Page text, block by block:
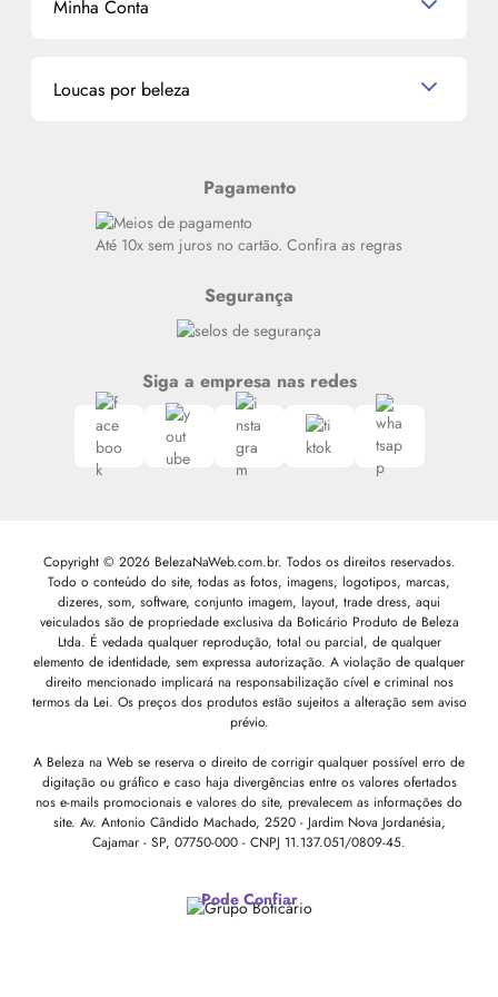
La Vie Est Belle Lancôme
Miniaturas de Produtos de Cabelo
Minha Conta
Meus endereços
Loucas por beleza
Siga nosso canal no Whatsapp
Pagamento
Até 10x sem juros no cartão. Confira as regras
Segurança
Siga a empresa nas redes
Copyright © 2026 BelezaNaWeb.com.br. Todos os direitos reservados.
Todo o conteúdo do site, todas as fotos, imagens, logotipos, marcas,
dizeres, som, software, conjunto imagem, layout, trade dress, aqui
veiculados são de propriedade exclusiva da Boticário Produto de Beleza
Ltda. É vedada qualquer reprodução, total ou parcial, de qualquer
elemento de identidade, sem expressa autorização. A violação de qualquer
direito mencionado implicará na responsabilização cível e criminal nos
termos da Lei. Os preços dos produtos estão sujeitos a alteração sem aviso
prévio.
A Beleza na Web se reserva o direito de corrigir qualquer possível erro de
digitação ou gráfico e caso haja divergências entre os valores ofertados
nos e-mails promocionais e valores do site, prevalecem as informações do
site. Av. Antonio Cândido Machado, 2520 - Jardim Nova Jordanésia,
Cajamar - SP, 07750-000 - CNPJ 11.137.051/0809-45.
Pode Confiar